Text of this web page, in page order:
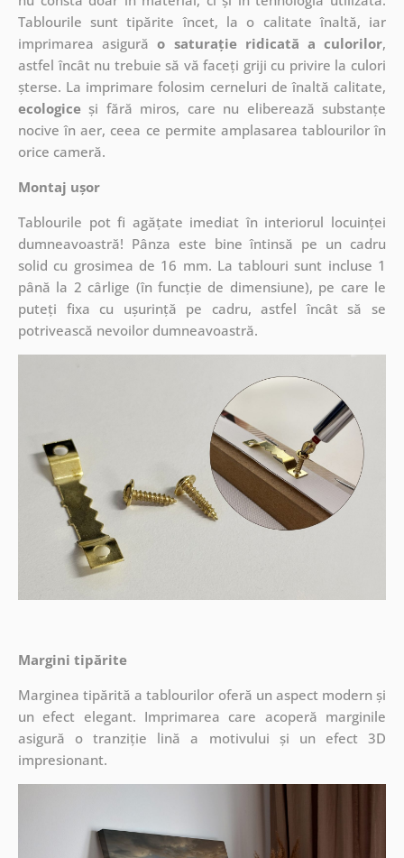
Tablourile sunt tipărite încet, la o calitate înaltă, iar
imprimarea asigurăo saturație ridicată a culorilor,
astfel încât nu trebuie să vă faceți griji cu privire la culori
șterse. La imprimare folosim cerneluri de înaltă calitate,
ecologiceși fără miros, care nu eliberează substanțe
nocive în aer, ceea ce permite amplasarea tablourilor în
orice cameră.
Montaj ușor
Tablourile pot fi agățate imediat în interiorul locuinței
dumneavoastră! Pânza este bine întinsă pe un cadru
solid cu grosimea de 16 mm. La tablouri sunt incluse 1
până la 2 cârlige (în funcție de dimensiune), pe care le
puteți fixa cu ușurință pe cadru, astfel încât să se
potrivească nevoilor dumneavoastră.
Margini tipărite
Marginea tipărită a tablourilor oferă un aspect modern și
un efect elegant. Imprimarea care acoperă marginile
asigură o tranziție lină a motivului și un efect 3D
impresionant.